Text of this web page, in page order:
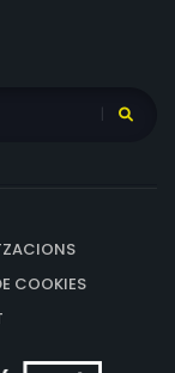
COOKIES